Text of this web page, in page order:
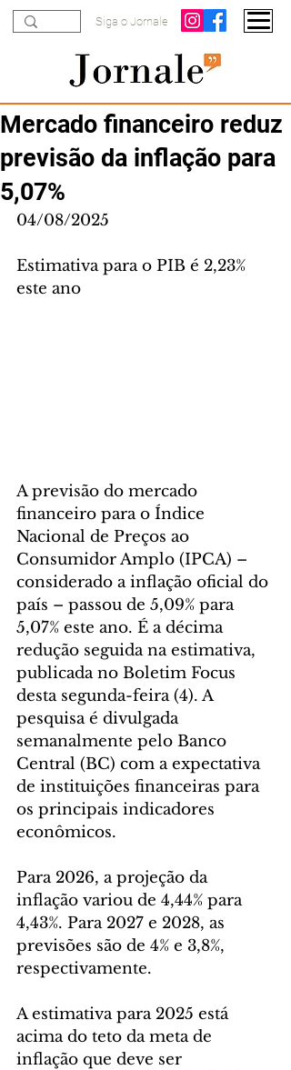
Siga o Jornale
Mercado financeiro reduz
previsão da inflação para
5,07%
04/08/2025
Estimativa para o PIB é 2,23%
este ano
A previsão do mercado
financeiro para o Índice
Nacional de Preços ao
Consumidor Amplo (IPCA) –
considerado a inflação oficial do
país – passou de 5,09% para
5,07% este ano. É a décima
redução seguida na estimativa,
publicada no Boletim Focus
desta segunda-feira (4). A
pesquisa é divulgada
semanalmente pelo Banco
Central (BC) com a expectativa
de instituições financeiras para
os principais indicadores
econômicos.
Para 2026, a projeção da
inflação variou de 4,44% para
4,43%. Para 2027 e 2028, as
previsões são de 4% e 3,8%,
respectivamente.
A estimativa para 2025 está
acima do teto da meta de
inflação que deve ser